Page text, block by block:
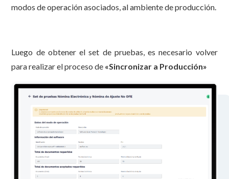
modos de operación asociados, al ambiente de producción.
Luego de obtener el set de pruebas, es necesario volver
para realizar el proceso de «Sincronizar a Producción»